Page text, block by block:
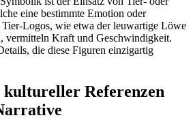
eine bestimmte Emotion oder
Logos, wie etwa der leuwartige Löwe
vermitteln Kraft und Geschwindigkeit.
die diese Figuren einzigartig
Referenzen